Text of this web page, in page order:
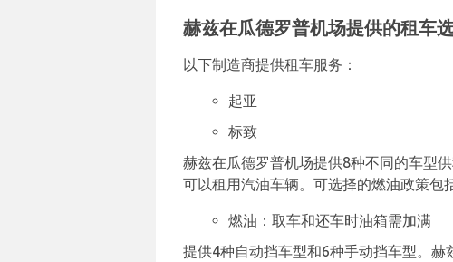
赫兹在瓜德罗普机场提供的租车
以下制造商提供租车服务：
起亚
标致
赫兹在瓜德罗普机场提供8种不同的车型
可以租用汽油车辆。可选择的燃油政策包
燃油：取车和还车时油箱需加满
提供4种自动挡车型和6种手动挡车型。赫